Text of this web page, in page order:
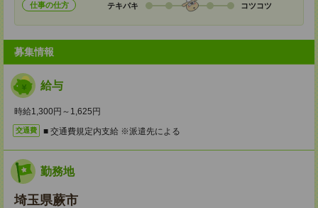
仕事の仕方 テキパキ コツコツ
募集情報
給与
時給1,300円～1,625円
交通費 ■ 交通費規定内支給 ※派遣先による
勤務地
埼玉県蕨市